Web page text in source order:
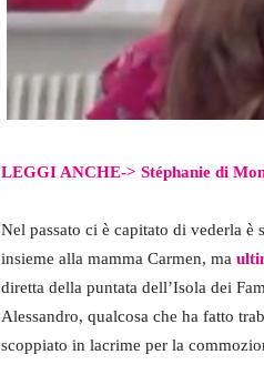
LEGGI ANCHE-> Stéphanie di
Nel passato ci è capitato di vederla è
insieme alla mamma Carmen, ma
diretta della puntata dell’Isola dei
Alessandro, qualcosa che ha fatto
scoppiato in lacrime per la